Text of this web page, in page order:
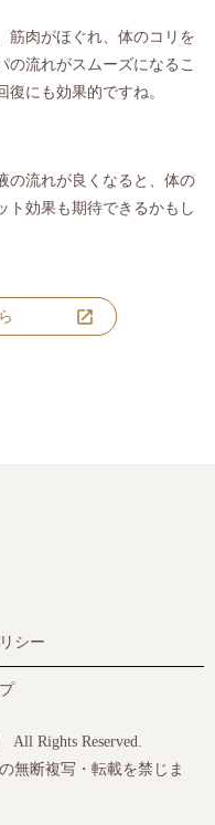
筋肉がほぐれ、体のコリを
の流れがスムーズになるこ
にも効果的ですね。
の流れが良くなると、体の
ト効果も期待できるかもし
シー
All Rights Reserved.
無断複写・転載を禁じま